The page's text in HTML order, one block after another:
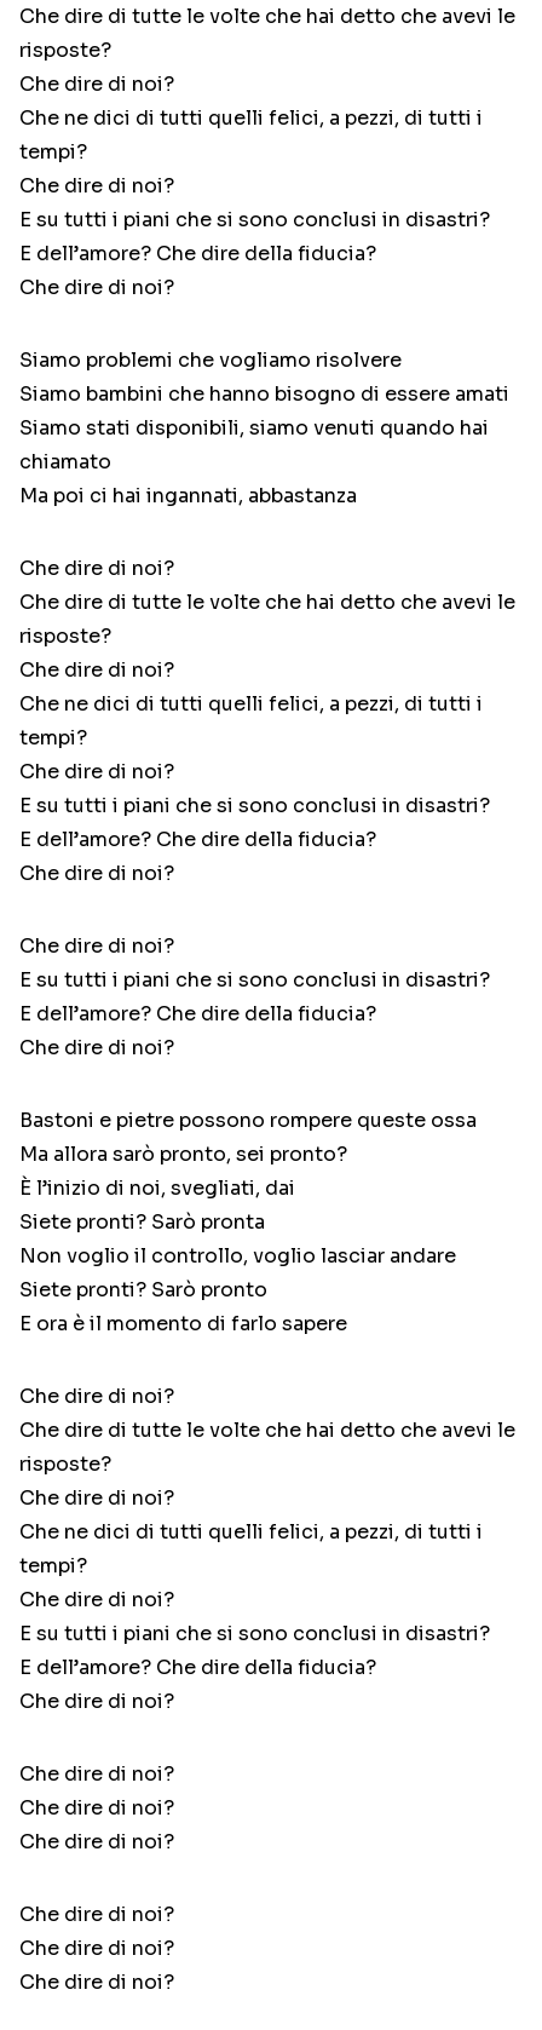
Che dire di tutte le volte che hai detto che avevi le
risposte?
Che dire di noi?
Che ne dici di tutti quelli felici, a pezzi, di tutti i
tempi?
Che dire di noi?
E su tutti i piani che si sono conclusi in disastri?
E dell’amore? Che dire della fiducia?
Che dire di noi?
Siamo problemi che vogliamo risolvere
Siamo bambini che hanno bisogno di essere amati
Siamo stati disponibili, siamo venuti quando hai
chiamato
Ma poi ci hai ingannati, abbastanza
Che dire di noi?
Che dire di tutte le volte che hai detto che avevi le
risposte?
Che dire di noi?
Che ne dici di tutti quelli felici, a pezzi, di tutti i
tempi?
Che dire di noi?
E su tutti i piani che si sono conclusi in disastri?
E dell’amore? Che dire della fiducia?
Che dire di noi?
Che dire di noi?
E su tutti i piani che si sono conclusi in disastri?
E dell’amore? Che dire della fiducia?
Che dire di noi?
Bastoni e pietre possono rompere queste ossa
Ma allora sarò pronto, sei pronto?
È l’inizio di noi, svegliati, dai
Siete pronti? Sarò pronta
Non voglio il controllo, voglio lasciar andare
Siete pronti? Sarò pronto
E ora è il momento di farlo sapere
Che dire di noi?
Che dire di tutte le volte che hai detto che avevi le
risposte?
Che dire di noi?
Che ne dici di tutti quelli felici, a pezzi, di tutti i
tempi?
Che dire di noi?
E su tutti i piani che si sono conclusi in disastri?
E dell’amore? Che dire della fiducia?
Che dire di noi?
Che dire di noi?
Che dire di noi?
Che dire di noi?
Che dire di noi?
Che dire di noi?
Che dire di noi?